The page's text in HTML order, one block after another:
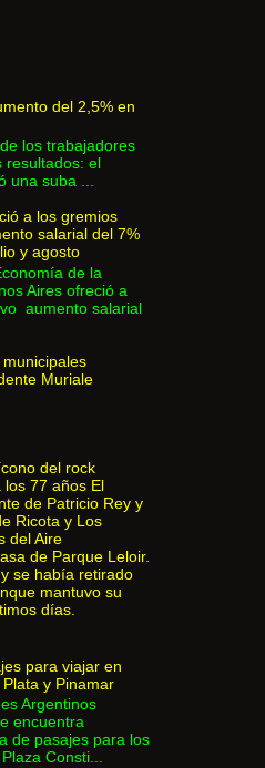
del 2,5% en
los trabajadores
resultados: el
una suba ...
a los gremios
salarial del 7%
y agosto
de la
Aires ofreció a
aumento salarial
Muriale
del rock
los 77 años El
de Patricio Rey y
Ricota y Los
del Aire
de Parque Leloir.
se había retirado
mantuvo su
días.
para viajar en
y Pinamar
Argentinos
encuentra
de pasajes para los
Consti...